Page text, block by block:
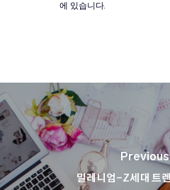
에 있습니다.
밀레니엄-Z세대 트